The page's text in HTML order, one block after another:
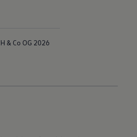
& Co OG 2026